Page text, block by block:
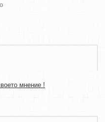
мнение !